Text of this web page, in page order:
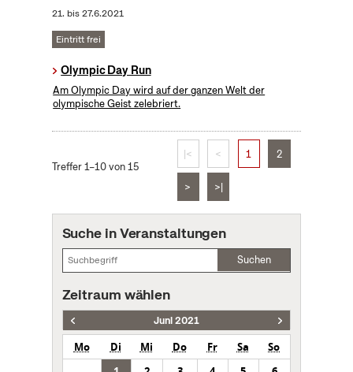
21. bis27.6.2021
Eintritt frei
Olympic Day Run
Am Olympic Day wird auf der ganzen Welt der
olympische Geist zelebriert.
Treffer 1–10 von 15
|< < 1 2
> >|
Suche in Veranstaltungen
Suchen
Zeitraum wählen
Juni 2021
Mo Di Mi Do Fr Sa
So